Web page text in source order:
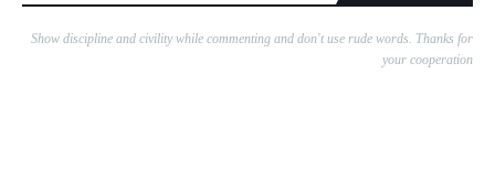
Show discipline and civility while commenting and don't use rude words. Thanks for
your cooperation